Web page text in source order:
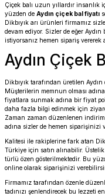
Çiçek balı uzun yıllardır insanlık
yüzden de Aydın çiçek bal fiyatı
Dikbıyık arı ürünleri firmamız
devam ediyor. Sizler de eğer
istiyorsanız hemen sipariş
Aydın Çiçek
Dikbıyık tarafından üretilen
Müşterilerin memnun olması
fiyatlara sunmak adına bir fiyat
daha fazla bilgi edinmek için
Zaman zaman düzenlenen
adına sizler de hemen siparişinizi
Kalitesi ile rakiplerine fark atan
Türkiye için satın alınabilir.
türlü özen gösterilmektedir. Bu
online olarak siparişinizi
Firmamız tarafından özenle
tadınızı şenlendirecek bu lezzeti